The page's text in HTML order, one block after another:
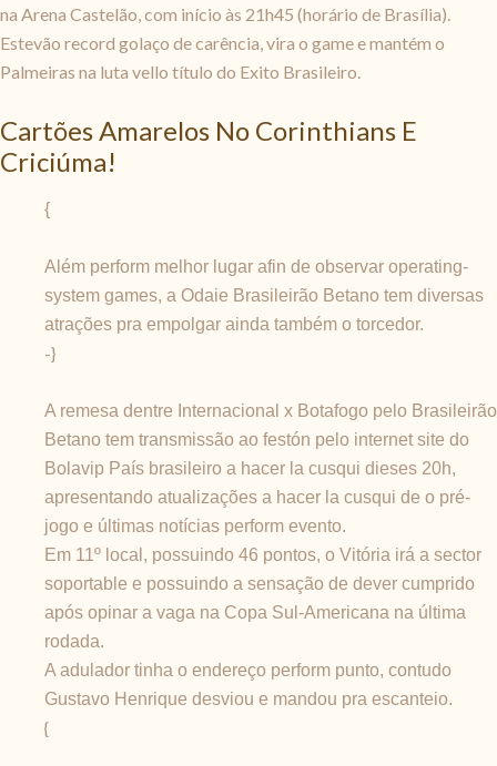
na Arena Castelão, com início às 21h45 (horário de Brasília).
Estevão record golaço de carência, vira o game e mantém o
Palmeiras na luta vello título do Exito Brasileiro.
Cartões Amarelos No Corinthians E
Criciúma!
{
Além perform melhor lugar afin de observar operating-
system games, a Odaie Brasileirão Betano tem diversas
atrações pra empolgar ainda também o torcedor.
-}
A remesa dentre Internacional x Botafogo pelo Brasileirão
Betano tem transmissão ao festón pelo internet site do
Bolavip País brasileiro a hacer la cusqui dieses 20h,
apresentando atualizações a hacer la cusqui de o pré-
jogo e últimas notícias perform evento.
Em 11º local, possuindo 46 pontos, o Vitória irá a sector
soportable e possuindo a sensação de dever cumprido
após opinar a vaga na Copa Sul-Americana na última
rodada.
A adulador tinha o endereço perform punto, contudo
Gustavo Henrique desviou e mandou pra escanteio.
{